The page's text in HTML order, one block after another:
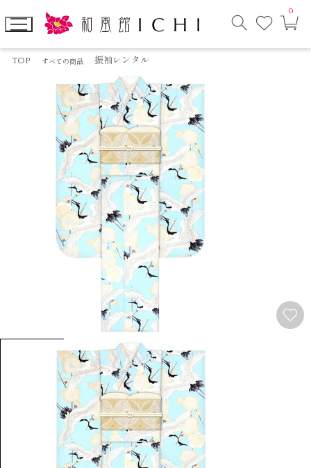
お
入
ペ
0
TOP すべての商品 振袖レンタル